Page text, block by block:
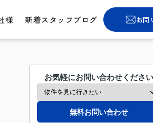
様 新着スタッフブログ お問
お気軽にお問い合わせください
無料お問い合わせ